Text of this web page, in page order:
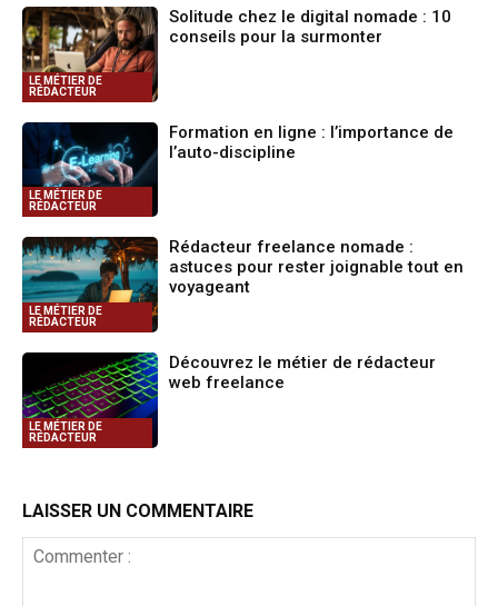
LE MÉTIER DE
RÉDACTEUR
Solitude chez le digital nomade : 10
conseils pour la surmonter
LE MÉTIER DE
RÉDACTEUR
Formation en ligne : l’importance de
l’auto-discipline
LE MÉTIER DE
RÉDACTEUR
Rédacteur freelance nomade :
astuces pour rester joignable tout en
voyageant
LE MÉTIER DE
RÉDACTEUR
Découvrez le métier de rédacteur
web freelance
LAISSER UN COMMENTAIRE